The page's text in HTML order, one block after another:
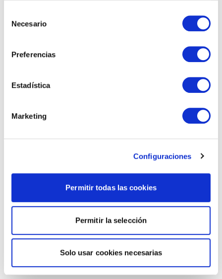
Necesario
Preferencias
Estadística
Marketing
Configuraciones
Permitir todas las cookies
Permitir la selección
Solo usar cookies necesarias